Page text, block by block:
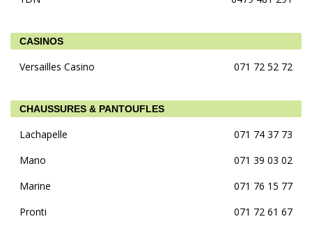
CASINOS
Versailles Casino 071 72 52 72
CHAUSSURES & PANTOUFLES
Lachapelle
071 74 37 73
Mano
071 39 03 02
Marine
071 76 15 77
Pronti
071 72 61 67